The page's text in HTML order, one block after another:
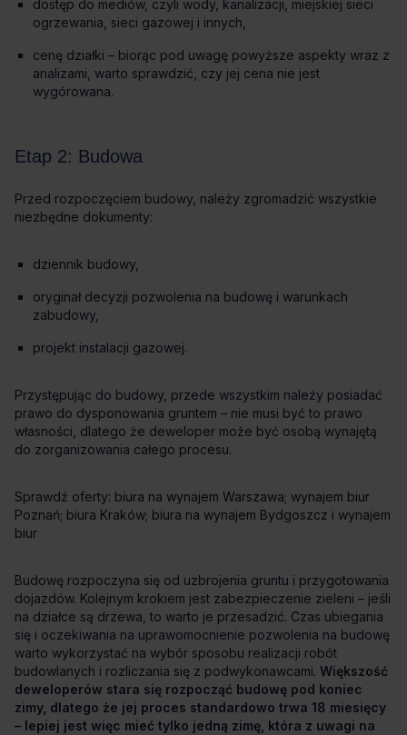
dostęp do mediów, czyli wody, kanalizacji, miejskiej sieci
ogrzewania, sieci gazowej i innych,
cenę działki – biorąc pod uwagę powyższe aspekty wraz z
analizami, warto sprawdzić, czy jej cena nie jest
wygórowana.
dziennik budowy,
oryginał decyzji pozwolenia na budowę i warunkach
zabudowy,
projekt instalacji gazowej.
biura na wynajem Warszawa wynajem biur
Poznań biura Kraków biura na wynajem Bydgoszcz
wynajem
biur
Większość
deweloperów stara się rozpocząć budowę pod koniec
zimy, dlatego że jej proces standardowo trwa 18 miesięcy
– lepiej jest więc mieć tylko jedną zimę, która z uwagi na